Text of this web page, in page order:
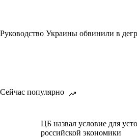
Руководство Украины обвинили в
Сейчас популярно
ЦБ назвал условие для
российской экономики